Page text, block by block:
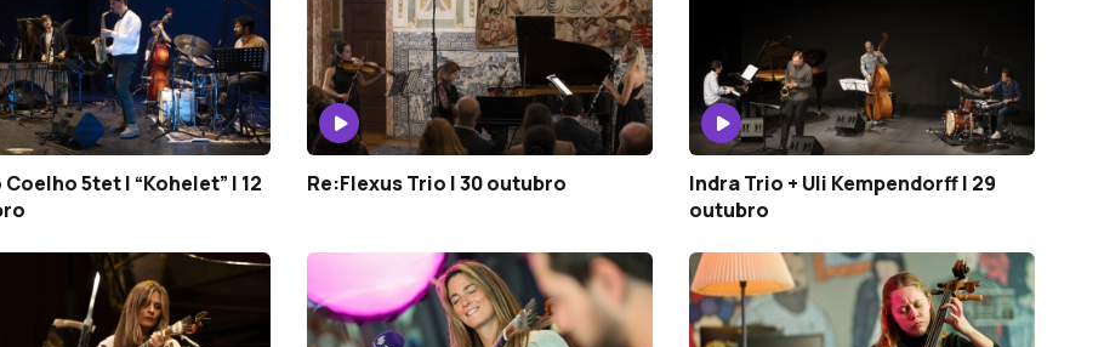
5tet | “Kohelet” | 12
Re:Flexus Trio | 30 outubro
Indra Trio + Uli Kempendorff | 29
outubro